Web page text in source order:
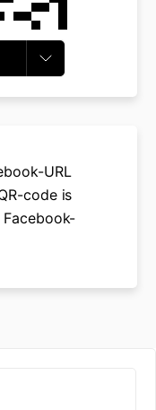
URL
code is